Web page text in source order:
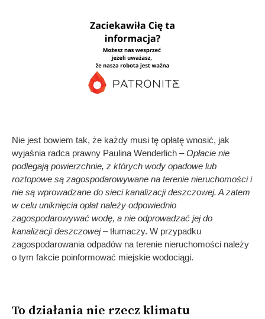
Nie jest bowiem tak, że każdy musi tę opłatę wnosić, jak
wyjaśnia radca prawny Paulina Wenderlich –Opłacie nie
podlegają powierzchnie, z których wody opadowe lub
roztopowe są zagospodarowywane na terenie nieruchomości i
nie są wprowadzane do sieci kanalizacji deszczowej. A zatem
w celu uniknięcia opłat należy odpowiednio
zagospodarowywać wodę, a nie odprowadzać jej do
kanalizacji deszczowej– tłumaczy. W przypadku
zagospodarowania odpadów na terenie nieruchomości należy
o tym fakcie poinformować miejskie wodociągi.
To działania nie rzecz klimatu